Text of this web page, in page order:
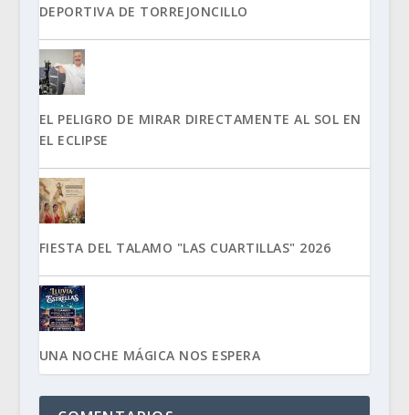
DEPORTIVA DE TORREJONCILLO
EL PELIGRO DE MIRAR DIRECTAMENTE AL SOL EN
EL ECLIPSE
FIESTA DEL TALAMO "LAS CUARTILLAS" 2026
UNA NOCHE MÁGICA NOS ESPERA